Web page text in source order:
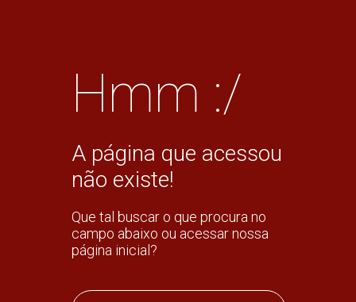
Hmm :/
A página que acessou
não existe!
Que tal buscar o que procura no
campo abaixo ou acessar nossa
página inicial?